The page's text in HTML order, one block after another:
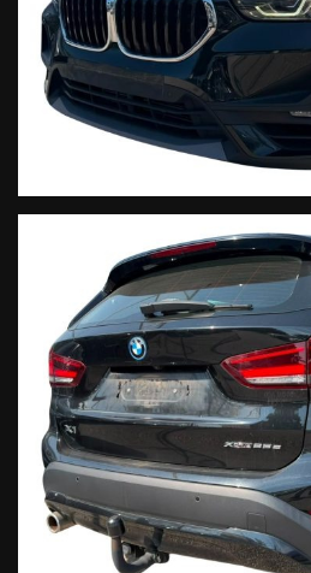
• Si precisa che le informazioni
online e nel proprio sito web sono
affinché siano il più complete e
contenere errori e omissioni. Si
per eventuali involontarie
rappresentano un impegno